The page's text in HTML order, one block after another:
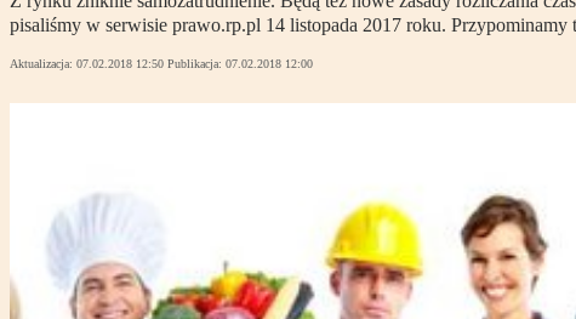
pisaliśmy w serwisie prawo.rp.pl 14 listopada 2017 roku. Przypominamy
Aktualizacja: 07.02.2018 12:50 Publikacja: 07.02.2018 12:00